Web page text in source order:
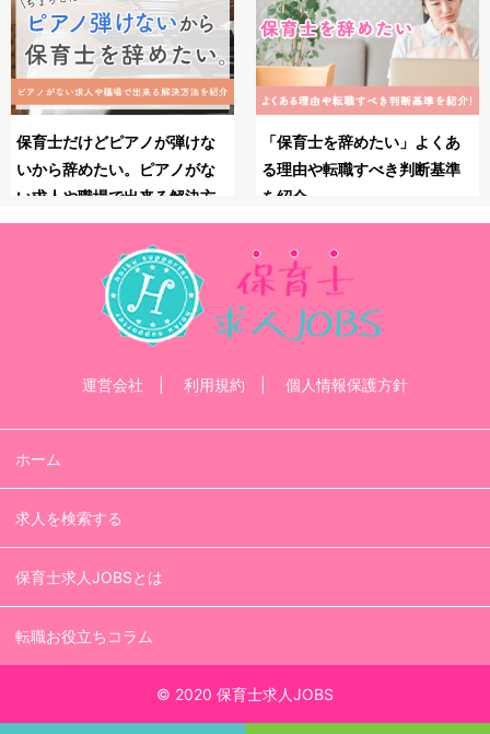
あ
準
保育士としてのブランクが不
安！復職・再就職の前にやっ
ておくべきことや必要な準備
を解説！
保育士のやりがいとは？
力・大変さ・やりがいを
運営会社 利用規約 個人情報保護方針
ホーム
求人を検索する
保育士求人JOBSとは
転職お役立ちコラム
© 2020 保育士求人JOBS